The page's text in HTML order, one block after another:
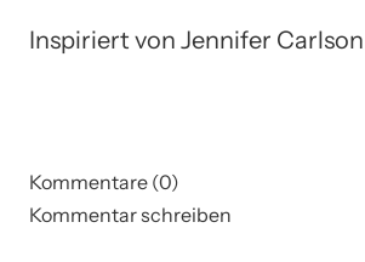
Inspiriert von Jennifer Carlson
Kommentare (0)
Kommentar schreiben